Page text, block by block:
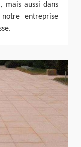
mais aussi dans
entreprise